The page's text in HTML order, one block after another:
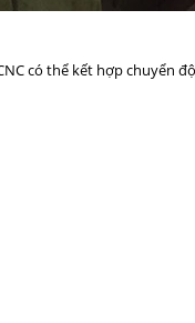
có thể kết hợp chuyển